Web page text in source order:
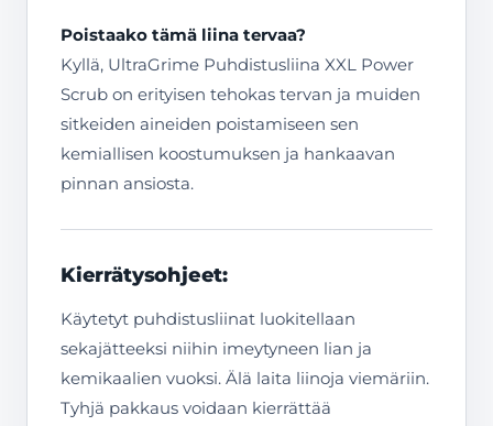
Poistaako tämä liina tervaa?
Kyllä, UltraGrime Puhdistusliina XXL Power
Scrub on erityisen tehokas tervan ja muiden
sitkeiden aineiden poistamiseen sen
kemiallisen koostumuksen ja hankaavan
pinnan ansiosta.
Kierrätysohjeet:
Käytetyt puhdistusliinat luokitellaan
sekajätteeksi niihin imeytyneen lian ja
kemikaalien vuoksi. Älä laita liinoja viemäriin.
Tyhjä pakkaus voidaan kierrättää